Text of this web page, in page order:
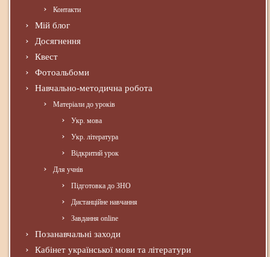
Контакти
Мій блог
Досягнення
Квест
Фотоальбоми
Навчально-методична робота
Матеріали до уроків
Укр. мова
Укр. література
Відкритий урок
Для учнів
Підготовка до ЗНО
Дистанційне навчання
Завдання online
Позанавчальні заходи
Кабінет української мови та літератури